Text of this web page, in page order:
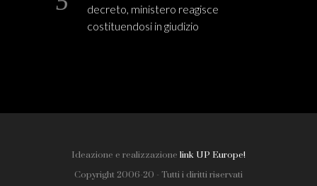
decreto, ministero reagisce
costituendosi in giudizio
Ideazione e realizzazione link UP Europe!
Copyright 2006-20 - Tutti i diritti riservati